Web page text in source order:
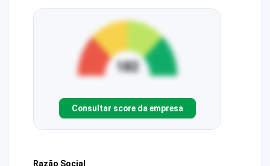
Consultar score da empresa
Razão Social